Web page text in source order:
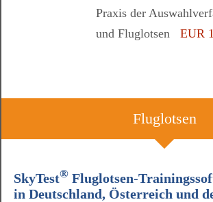
Praxis der
und Fluglotsen EUR
Fluglotsen
SkyTest® Fluglotsen-
in Deutschland, Österreich und